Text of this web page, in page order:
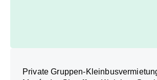
Private Gruppen-